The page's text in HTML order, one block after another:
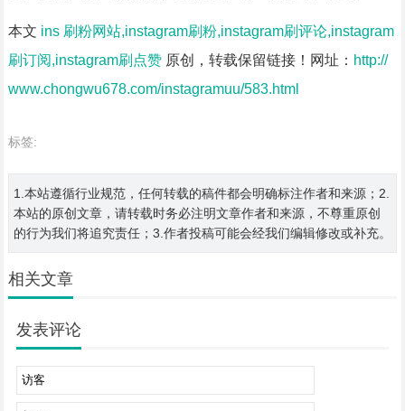
本文 ins 刷粉网站,instagram刷粉,instagram刷评论,instagram
刷订阅,instagram刷点赞原创，转载保留链接！网址： http://
www.chongwu678.com/instagramuu/583.html
标签:
1.本站遵循行业规范，任何转载的稿件都会明确标注作者和来源；2.
本站的原创文章，请转载时务必注明文章作者和来源，不尊重原创
的行为我们将追究责任；3.作者投稿可能会经我们编辑修改或补充。
相关文章
发表评论